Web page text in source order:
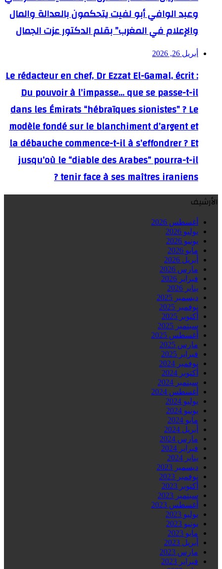
وعبد الوافي أبو لفيت يتحكمون بالعدالة والمال
والإعلام في المغرب” بقلم الدكتور عزت الجمال
أبريل 26, 2026
Le rédacteur en chef, Dr Ezzat El-Gamal, écrit :
Du pouvoir à l’impasse… que se passe-t-il
dans les Émirats “hébraïques sionistes” ? Le
modèle fondé sur le blanchiment d’argent et
la débauche commence-t-il à s’effondrer ? Et
jusqu’où le “diable des Arabes” pourra-t-il
tenir face à ses maîtres iraniens ?
الأرشيف
أغسطس 2026
يوليو 2026
يونيو 2026
مايو 2026
أبريل 2026
مارس 2026
فبراير 2026
يناير 2026
ديسمبر 2025
نوفمبر 2025
أكتوبر 2025
سبتمبر 2025
أغسطس 2025
مارس 2025
فبراير 2025
نوفمبر 2024
أكتوبر 2024
سبتمبر 2024
أغسطس 2024
يوليو 2024
يونيو 2024
مايو 2024
أبريل 2024
مارس 2024
فبراير 2024
يناير 2024
ديسمبر 2023
نوفمبر 2023
أكتوبر 2023
سبتمبر 2023
أغسطس 2023
يوليو 2023
يونيو 2023
مايو 2023
أبريل 2023
مارس 2023
فبراير 2023